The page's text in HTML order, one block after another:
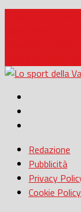
Redazione
Pubblicità
Privacy
Cookie Policy